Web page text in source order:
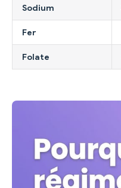
Sodium
Fer
Folate